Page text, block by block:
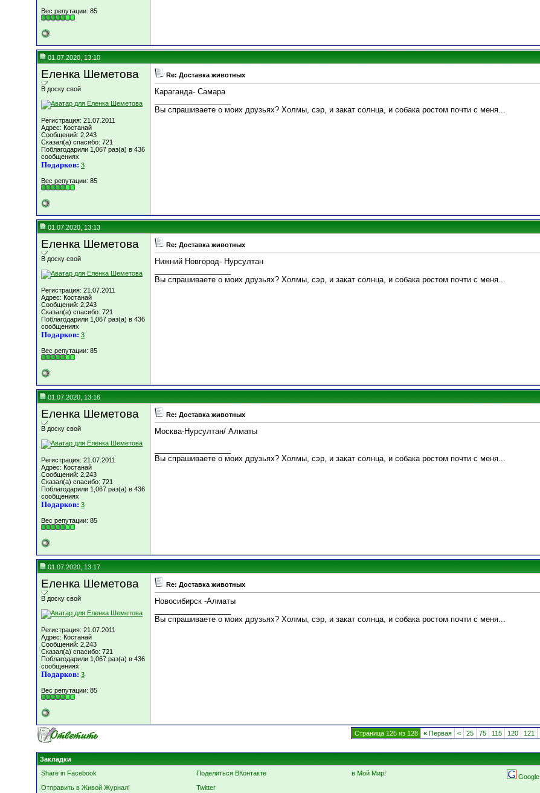
Вес репутации: 85
01.07.2020, 13:10
Еленка Шеметова
В доску свой
Регистрация: 21.07.2011
Адрес: Костанай
Сообщений: 2,243
Сказал(а) спасибо: 721
Поблагодарили 1,067 раз(а) в 436
сообщениях
Подарков: 3
Вес репутации: 85
Re: Доставка животных
Караганда- Самара
Вы спрашиваете о моих друзьях? Холмы, сэр, и закат солнца, и собака ростом почти с меня...
01.07.2020, 13:13
Еленка Шеметова
В доску свой
Регистрация: 21.07.2011
Адрес: Костанай
Сообщений: 2,243
Сказал(а) спасибо: 721
Поблагодарили 1,067 раз(а) в 436
сообщениях
Подарков: 3
Вес репутации: 85
Re: Доставка животных
Нижний Новгород- Нурсултан
Вы спрашиваете о моих друзьях? Холмы, сэр, и закат солнца, и собака ростом почти с меня...
01.07.2020, 13:16
Еленка Шеметова
В доску свой
Регистрация: 21.07.2011
Адрес: Костанай
Сообщений: 2,243
Сказал(а) спасибо: 721
Поблагодарили 1,067 раз(а) в 436
сообщениях
Подарков: 3
Вес репутации: 85
Re: Доставка животных
Москва-Нурсултан/ Алматы
Вы спрашиваете о моих друзьях? Холмы, сэр, и закат солнца, и собака ростом почти с меня...
01.07.2020, 13:17
Еленка Шеметова
В доску свой
Регистрация: 21.07.2011
Адрес: Костанай
Сообщений: 2,243
Сказал(а) спасибо: 721
Поблагодарили 1,067 раз(а) в 436
сообщениях
Подарков: 3
Вес репутации: 85
Re: Доставка животных
Новосибирск -Алматы
Вы спрашиваете о моих друзьях? Холмы, сэр, и закат солнца, и собака ростом почти с меня...
Страница 125 из 128 « Первая < 25 75 115 120 121
Закладки
Share in Facebook
Поделиться ВКонтакте в Мой Мир!
Google
Отправить в Живой Журнал!
Twitter